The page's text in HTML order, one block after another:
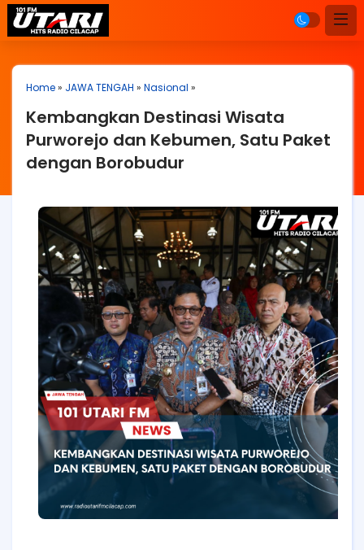
Home» JAWA TENGAH » Nasional »
Kembangkan Destinasi Wisata
Purworejo dan Kebumen, Satu Paket
dengan Borobudur